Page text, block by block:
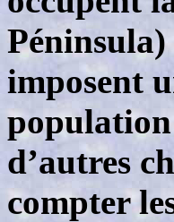
imposent
d’autres
compter